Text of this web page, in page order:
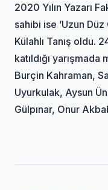
2020 Yılın Yazarı
sahibi ise ’Uzun
Külahlı Tanış oldu.
katıldığı
Burçin Kahraman,
Uyurkulak, Aysun
Gülpınar, Onur